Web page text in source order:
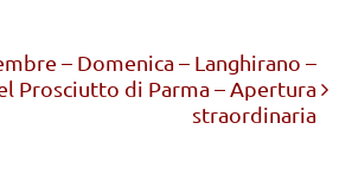
– Domenica – Langhirano –
Prosciutto di Parma – Apertura
straordinaria